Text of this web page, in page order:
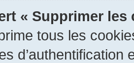
« Supprimer
tous les